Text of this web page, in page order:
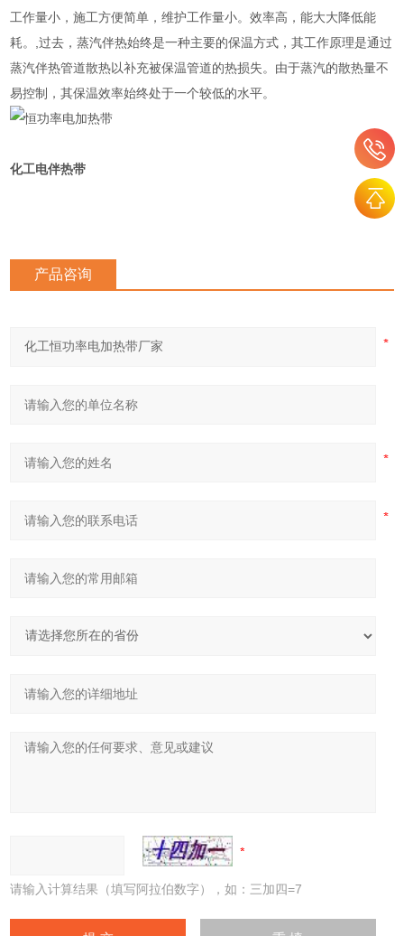
工作量小，施工方便简单，维护工作量小。效率高，能大大降低能
耗。,过去，蒸汽伴热始终是一种主要的保温方式，其工作原理是通过
蒸汽伴热管道散热以补充被保温管道的热损失。由于蒸汽的散热量不
易控制，其保温效率始终处于一个较低的水平。
化工电伴热带
产品咨询
请输入计算结果（填写阿拉伯数字），如：三加四=7